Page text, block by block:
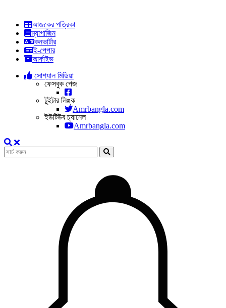
আজকের পত্রিকা
ম্যাগাজিন
কনভার্টার
ই-পেপার
আর্কাইভ
সোশ্যাল মিডিয়া
ফেসবুক পেজ
টুইটার লিঙ্ক
Amrbangla.com
ইউটিউব চ্যানেল
Amrbangla.com